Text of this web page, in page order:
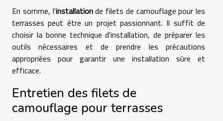
En somme, l'installationde filets de camouflage pour les
terrasses peut être un projet passionnant. Il suffit de
choisir la bonne technique d'installation, de préparer les
outils nécessaires et de prendre les précautions
appropriées pour garantir une installation sûre et
efficace.
Entretien des filets de
camouflage pour terrasses